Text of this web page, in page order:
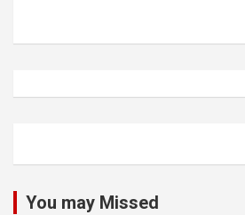
You may Missed